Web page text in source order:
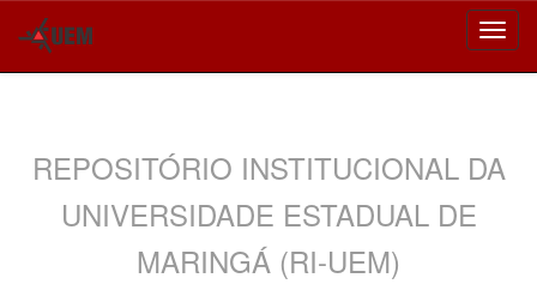
REPOSITÓRIO INSTITUCIONAL DA
UNIVERSIDADE ESTADUAL DE
MARINGÁ (RI-UEM)